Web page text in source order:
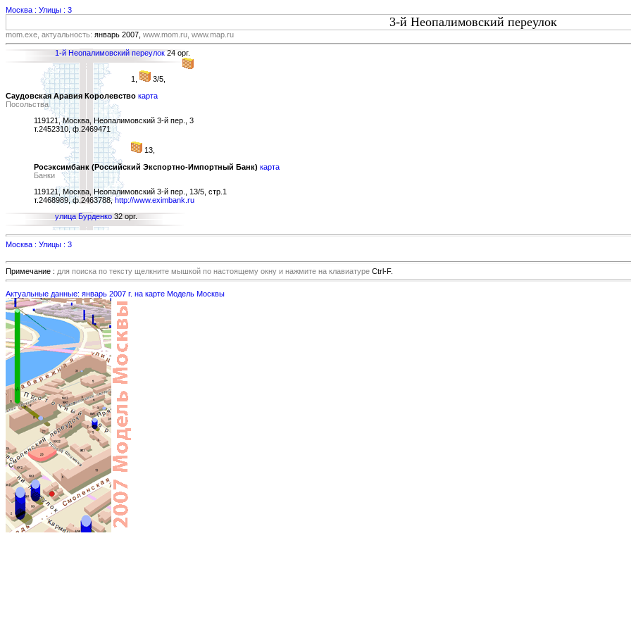
Москва : Улицы : 3
3-й Неопалимовский переулок
mom.exe, актуальность: январь 2007, www.mom.ru, www.map.ru
1-й Неопалимовский переулок 24 орг.
1,
3/5,
Саудовская Аравия Королевство карта
Посольства
119121, Москва, Неопалимовский 3-й пер., 3
т.2452310, ф.2469471
13,
Росэксимбанк (Российский Экспортно-Импортный Банк) карта
Банки
119121, Москва, Неопалимовский 3-й пер., 13/5, стр.1
т.2468989, ф.2463788,http://www.eximbank.ru
улица Бурденко 32 орг.
Москва : Улицы : 3
Примечание : для поиска по тексту щелкните мышкой по настоящему окну и нажмите на клавиатуре Ctrl-F.
Актуальные данные: январь 2007 г. на карте Модель Москвы